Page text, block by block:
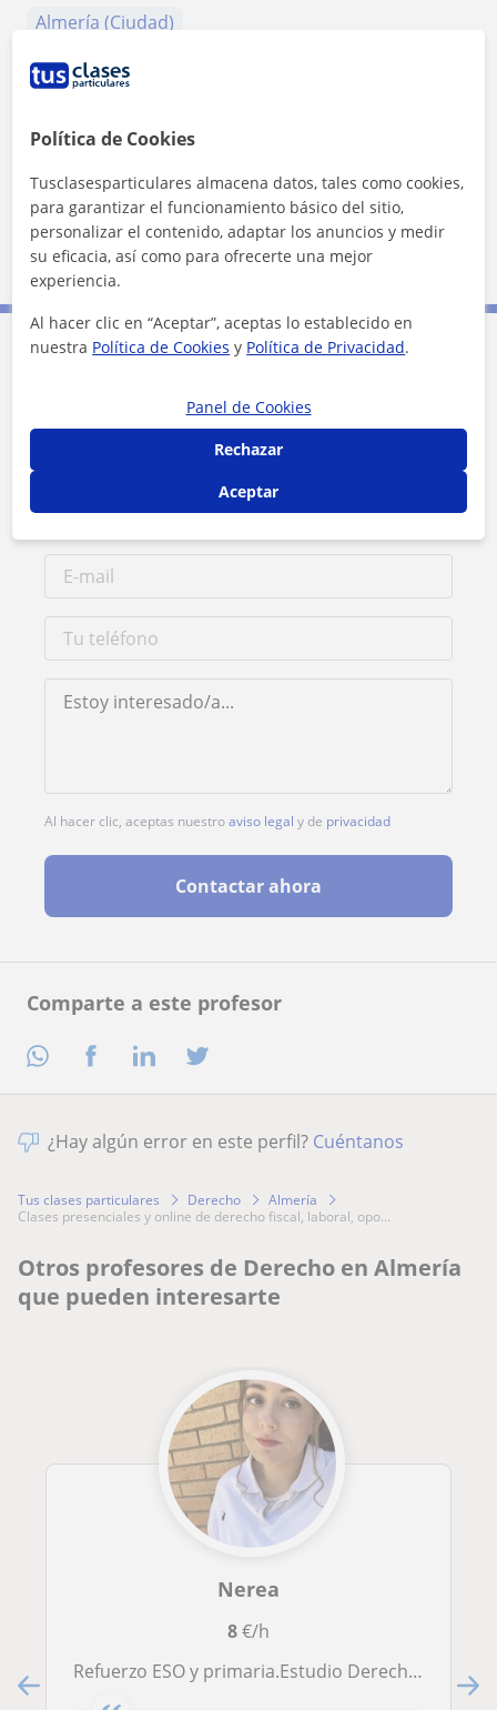
Comparte a este profesor
Almería (Ciudad)
+ −
5 km
3 mi
OpenStreetMap
Tarifa 25€/h
Al hacer clic, aceptas nuestroaviso legal y de privacidad
Contactar ahora
¿Hay algún error en este perfil? Cuéntanos
Tus clases particulares Derecho
Almería
clases presenciales y online de derecho fiscal, laboral, opo...
Otros profesores de Derecho en Almería
que pueden interesarte
Nerea
8€/h
Refuerzo ESO y primaria.Estudio Derecho en la Universidad de Almería y me encanta dar clase!!
Política de Cookies
Tusclasesparticulares almacena datos, tales como cookies,
para garantizar el funcionamiento básico del sitio,
personalizar el contenido, adaptar los anuncios y medir
su eficacia, así como para ofrecerte una mejor
experiencia.
Al hacer clic en “Aceptar”, aceptas lo establecido en
nuestra Política de Cookies y Política de Privacidad.
Panel de Cookies
Rechazar
Aceptar